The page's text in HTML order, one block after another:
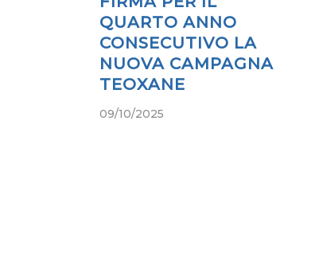
QUARTO ANNO
CONSECUTIVO LA
NUOVA CAMPAGNA
TEOXANE
09/10/2025